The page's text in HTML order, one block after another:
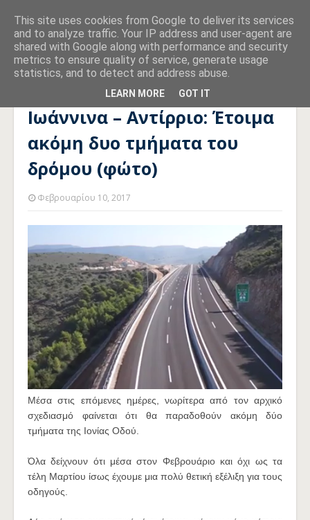
Αρχική σελίδα ΥΠΟΔΟΜΕΣ
Ιωάννινα – Αντίρριο: Έτοιμα
ακόμη δυο τμήματα του δρόμου (φώτο)
Ιωάννινα – Αντίρριο: Έτοιμα
ακόμη δυο τμήματα του
δρόμου (φώτο)
Φεβρουαρίου 10, 2017
Μέσα στις επόμενες ημέρες, νωρίτερα από τον αρχικό
σχεδιασμό φαίνεται ότι θα παραδοθούν ακόμη δύο
τμήματα της Ιονίας Οδού.
Όλα δείχνουν ότι μέσα στον Φεβρουάριο και όχι ως τα
τέλη Μαρτίου ίσως έχουμε μια πολύ θετική εξέλιξη για τους
οδηγούς.
This site uses cookies from Google to deliver its services
and to analyze traffic. Your IP address and user-agent are
shared with Google along with performance and security
metrics to ensure quality of service, generate usage
statistics, and to detect and address abuse.
LEARN MORE GOT IT